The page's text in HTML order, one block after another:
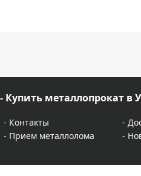
Купить металлопрокат в
- Контакты -
- Прием металлолома -